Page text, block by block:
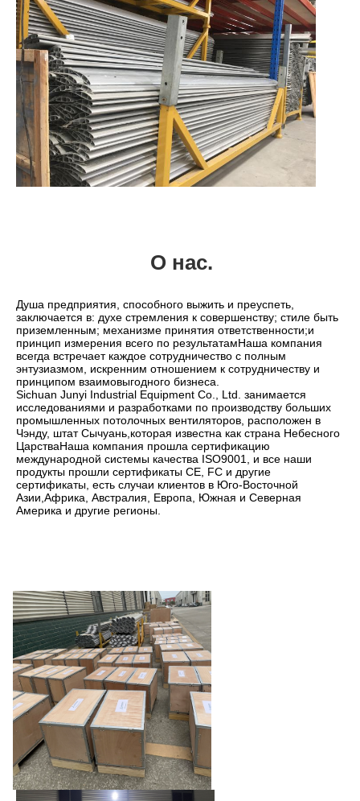
О нас.
Душа предприятия, способного выжить и преуспеть,
заключается в: духе стремления к совершенству; стиле быть
приземленным; механизме принятия ответственности;и
принцип измерения всего по результатамНаша компания
всегда встречает каждое сотрудничество с полным
энтузиазмом, искренним отношением к сотрудничеству и
принципом взаимовыгодного бизнеса.
Sichuan Junyi Industrial Equipment Co., Ltd. занимается
исследованиями и разработками по производству больших
промышленных потолочных вентиляторов, расположен в
Чэнду, штат Сычуань,которая известна как страна Небесного
ЦарстваНаша компания прошла сертификацию
международной системы качества ISO9001, и все наши
продукты прошли сертификаты CE, FC и другие
сертификаты, есть случаи клиентов в Юго-Восточной
Азии,Африка, Австралия, Европа, Южная и Северная
Америка и другие регионы.